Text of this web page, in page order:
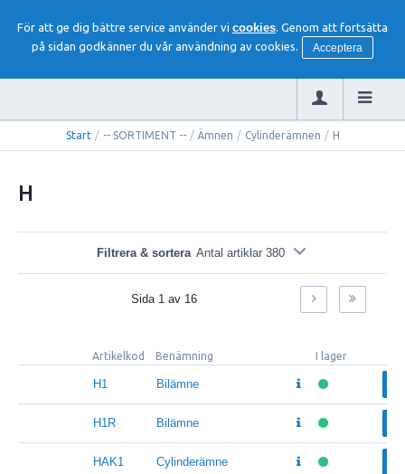
För att ge dig bättre service använder vi cookies. Genom att fortsätta
på sidan godkänner du vår användning av cookies.
Acceptera
Start / -- SORTIMENT -- / Ämnen / Cylinderämnen / H
H
Filtrera & sortera Antal artiklar 380
Sida 1 av 16
Artikelkod Benämning I lager
H1 Bilämne
H1R Bilämne
HAK1 Cylinderämne